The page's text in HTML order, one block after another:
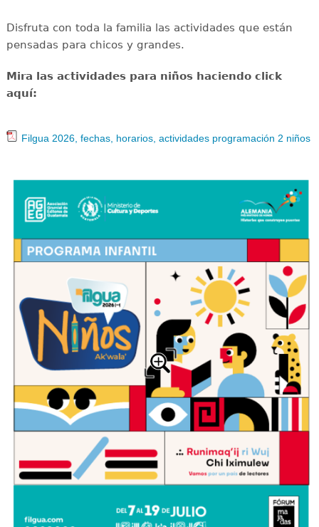
Disfruta con toda la familia las actividades que están
pensadas para chicos y grandes.
Mira las actividades para niños haciendo click
aquí:
Filgua 2026, fechas, horarios, actividades programación 2 niños